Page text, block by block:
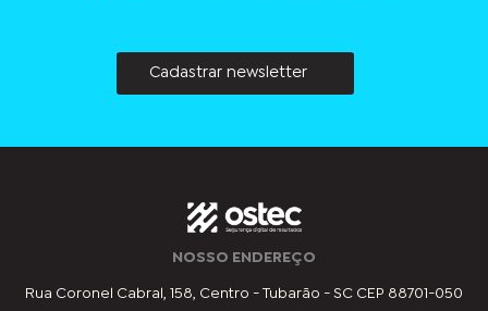
Cadastrar newsletter
NOSSO ENDEREÇO
Rua Coronel Cabral, 158, Centro - Tubarão - SC CEP 88701-050